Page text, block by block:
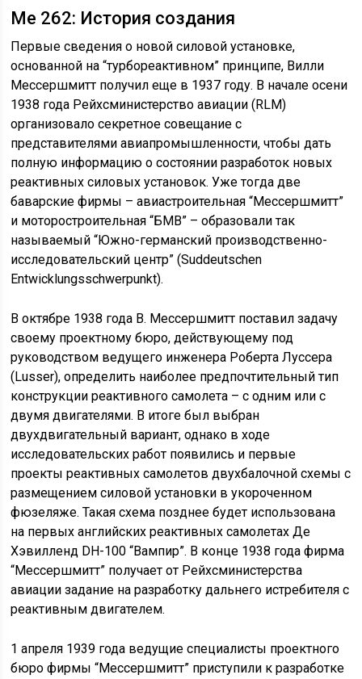
Me 262: История создания
Первые сведения о новой силовой установке,
основанной на “турбореактивном” принципе, Вилли
Мессершмитт получил еще в 1937 году. В начале осени
1938 года Рейхсминистерство авиации (RLM)
организовало секретное совещание с
представителями авиапромышленности, чтобы дать
полную информацию о состоянии разработок новых
реактивных силовых установок. Уже тогда две
баварские фирмы – авиастроительная “Мессершмитт”
и моторостроительная “БМВ” – образовали так
называемый “Южно-германский производственно-
исследовательский центр” (Suddeutschen
Entwicklungsschwerpunkt).
В октябре 1938 года В. Мессершмитт поставил задачу
своему проектному бюро, действующему под
руководством ведущего инженера Роберта Луссера
(Lusser), определить наиболее предпочтительный тип
конструкции реактивного самолета – с одним или с
двумя двигателями. В итоге был выбран
двухдвигательный вариант, однако в ходе
исследовательских работ появились и первые
проекты реактивных самолетов двухбалочной схемы с
размещением силовой установки в укороченном
фюзеляже. Такая схема позднее будет использована
на первых английских реактивных самолетах Де
Хэвилленд DH-100 “Вампир”. В конце 1938 года фирма
“Мессершмитт” получает от Рейхсминистерства
авиации задание на разработку дальнего истребителя с
реактивным двигателем.
1 апреля 1939 года ведущие специалисты проектного
бюро фирмы “Мессершмитт” приступили к разработке